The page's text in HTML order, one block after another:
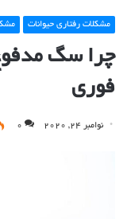
مشکلات رفتاری حیوانات
چرا سگ
فوری
نوامبر 24, 2020 0